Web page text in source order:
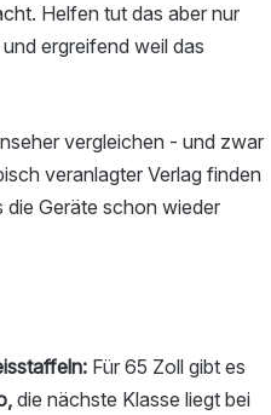
Helfen tut das aber nur
ergreifend weil das
vergleichen - und zwar
veranlagter Verlag finden
die Geräte schon wieder
Für 65 Zoll gibt es
die nächste Klasse liegt bei